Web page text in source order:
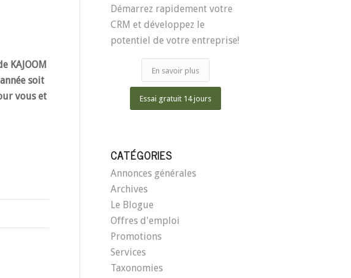
KAJOOM
soit
vous et
Démarrez rapidement votre
CRM et développez le
potentiel de votre entreprise!
En savoir plus
Essai gratuit 14 jours
CATÉGORIES
Annonces générales
Archives
Le Blogue
Offres d'emploi
Promotions
Services
Taxonomies